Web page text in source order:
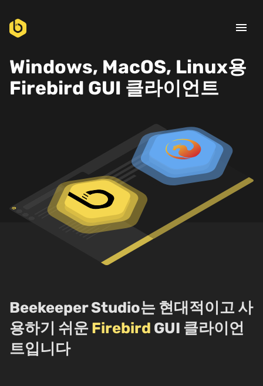
menu
Windows, MacOS, Linux용
Firebird GUI 클라이언트
Beekeeper Studio는 현대적이고 사
용하기 쉬운 Firebird GUI 클라이언
트입니다